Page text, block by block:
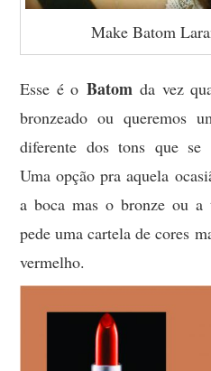
Make Batom
Esse é o Batomda vez
bronzeado ou queremos
diferente dos tons que se
Uma opção pra aquela
a boca mas o bronze ou a
pede uma cartela de cores
vermelho.